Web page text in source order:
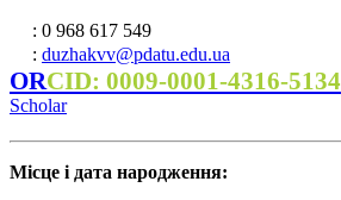
: 0 968 617 549
: duzhakvv@pdatu.edu.ua
ORCID: 0009-0001-4316-5134
Scholar
Місце і дата народження: